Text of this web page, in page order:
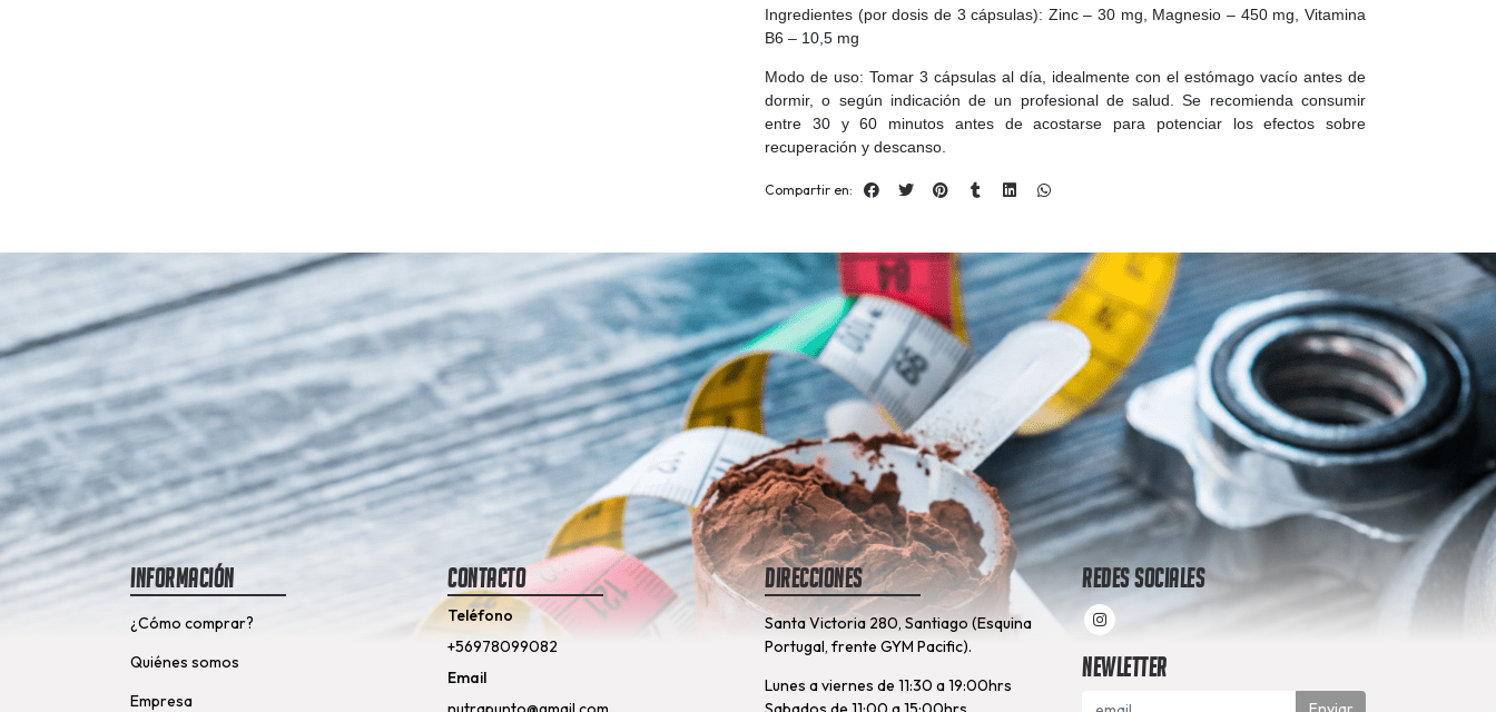
Ingredientes (por dosis de 3 cápsulas): Zinc – 30 mg, Magnesio – 450 mg, Vitamina
B6 – 10,5 mg
Modo de uso: Tomar 3 cápsulas al día, idealmente con el estómago vacío antes de
dormir, o según indicación de un profesional de salud. Se recomienda consumir
entre 30 y 60 minutos antes de acostarse para potenciar los efectos sobre
recuperación y descanso.
Compartir en:
Información
¿Cómo comprar?
Quiénes somos
Empresa
Contacto
Teléfono
+56978099082
Email
Direcciones
Santa Victoria 280, Santiago (Esquina
Portugal, frente GYM Pacific).
Lunes a viernes de 11:30 a 19:00hrs
Redes Sociales
Newletter